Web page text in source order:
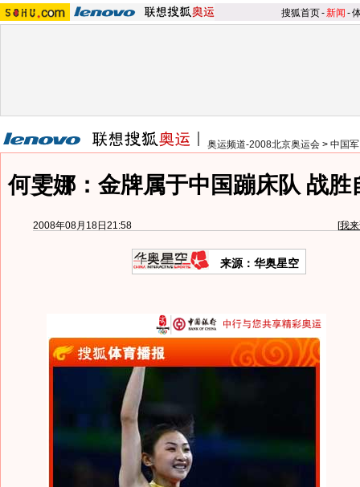
搜狐首页-新闻 -
奥运频道-2008北京奥运会 > 中国
何雯娜：金牌属于中国蹦床队 战胜
2008年08月18日21:58 [我
来源：华奥星空